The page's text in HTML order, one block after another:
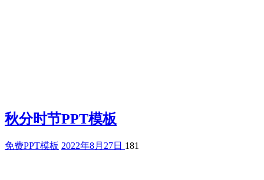
秋分时节PPT模板
免费PPT模板 2022年8月27日 181